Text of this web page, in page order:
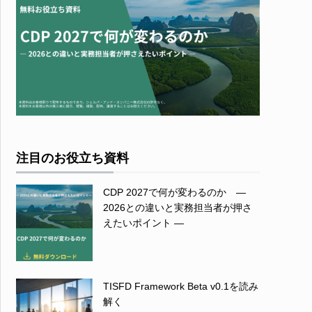
注目のお役立ち資料
CDP 2027で何が変わるのか ―
2026との違いと実務担当者が押さ
えたいポイント ―
TISFD Framework Beta v0.1を読み
解く